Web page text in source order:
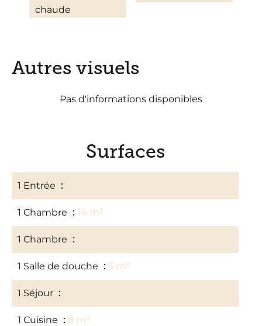
chaude
Autres visuels
Pas d'informations disponibles
Surfaces
1 Entrée
1 Chambre 14 m²
1 Chambre
1 Salle de douche 5 m²
1 Séjour
1 Cuisine 8 m²